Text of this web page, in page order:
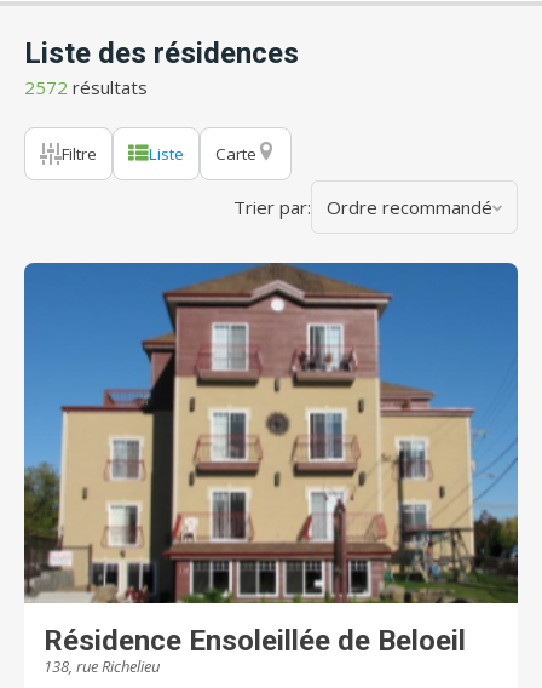
Liste des résidences
2572 résultats
Filtre Liste Carte
Trier par: Ordre recommandé
Résidence Ensoleillée de Beloeil
138, rue Richelieu